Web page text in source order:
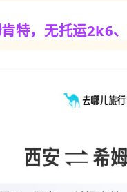
特，无托运2k6